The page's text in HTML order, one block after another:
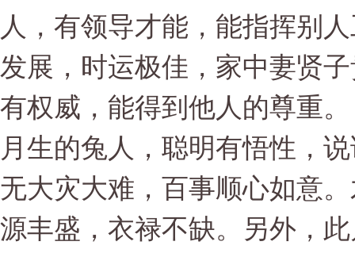
人，有领导才能，能指挥别
发展，时运极佳，家中妻贤
有权威，能得到他人的尊重
月生的兔人，聪明有悟性，
无大灾大难，百事顺心如意
源丰盛，衣禄不缺。另外，